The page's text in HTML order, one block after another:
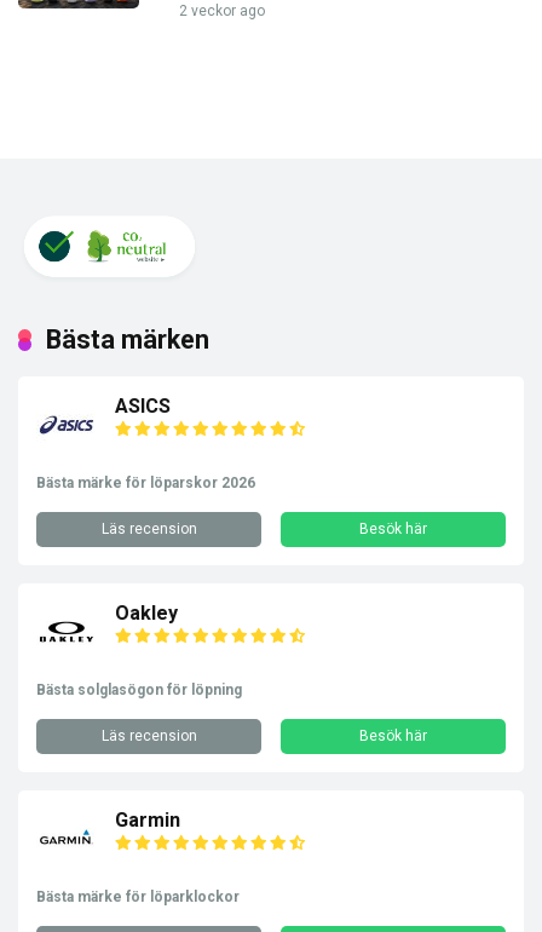
2 veckor ago
Bästa märken
ASICS
Bästa märke för löparskor 2026
Läs recension Besök här
Oakley
Bästa solglasögon för löpning
Läs recension Besök här
Garmin
Bästa märke för löparklockor